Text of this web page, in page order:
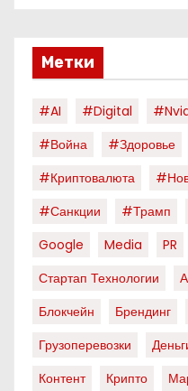
Метки
#AI #digital
#война
#здоровье
#криптовалюта
#санкции
#трамп
Google
Media PR
Стартап Технологии
Блокчейн
Брендинг
Грузоперевозки
Контент
Крипто